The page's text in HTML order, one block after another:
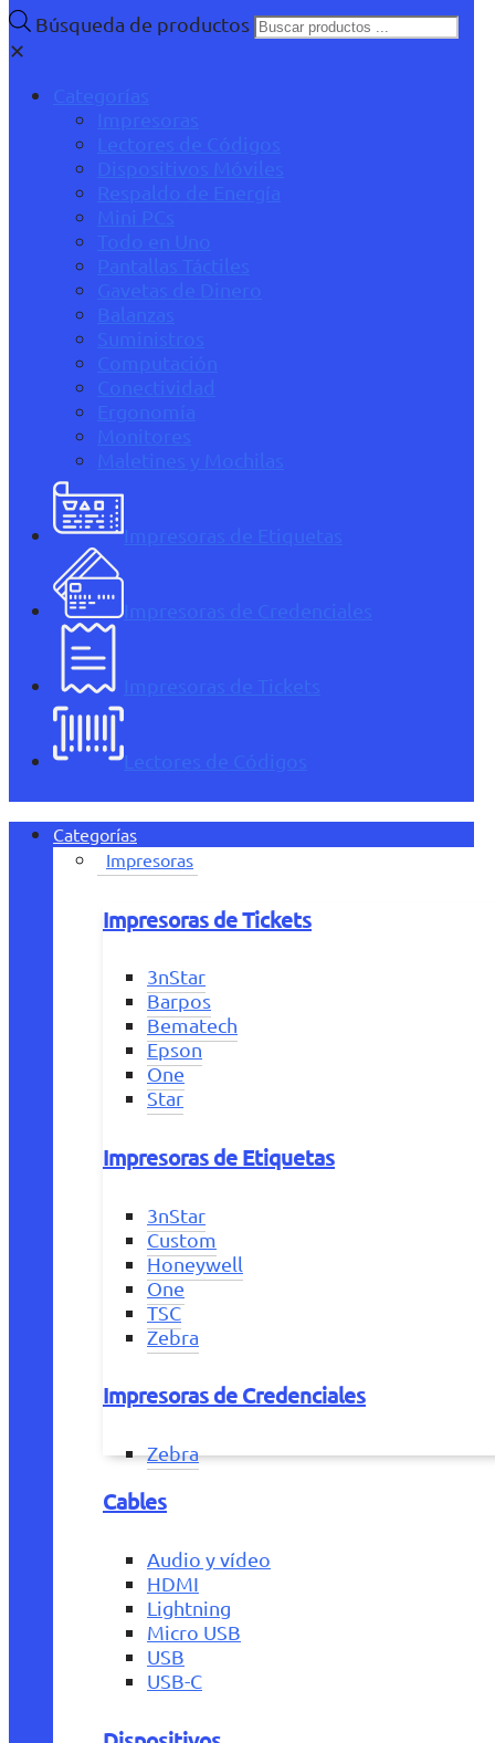
Búsqueda de productos
✕
Categorías
Impresoras
Lectores de Códigos
Dispositivos Móviles
Respaldo de Energía
Mini PCs
Todo en Uno
Pantallas Táctiles
Gavetas de Dinero
Balanzas
Suministros
Computación
Conectividad
Ergonomía
Monitores
Maletines y Mochilas
Impresoras de Etiquetas
Impresoras de Credenciales
Impresoras de Tickets
Lectores de Códigos
Categorías
Impresoras
Impresoras de Tickets
3nStar
Barpos
Bematech
Epson
One
Star
Impresoras de Etiquetas
3nStar
Custom
Honeywell
One
TSC
Zebra
Impresoras de Credenciales
Zebra
Cables
Audio y vídeo
HDMI
Lightning
Micro USB
USB
USB-C